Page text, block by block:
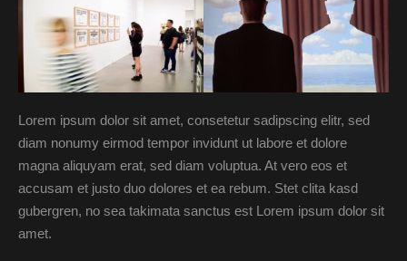
Lorem ipsum dolor sit amet, consetetur sadipscing elitr, sed
diam nonumy eirmod tempor invidunt ut labore et dolore
magna aliquyam erat, sed diam voluptua. At vero eos et
accusam et justo duo dolores et ea rebum. Stet clita kasd
gubergren, no sea takimata sanctus est Lorem ipsum dolor sit
amet.